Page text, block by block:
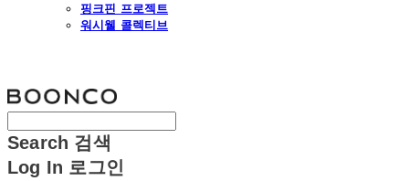
핑크핀 프로젝트
워시웰 콜렉티브
Search 검색
Log In 로그인